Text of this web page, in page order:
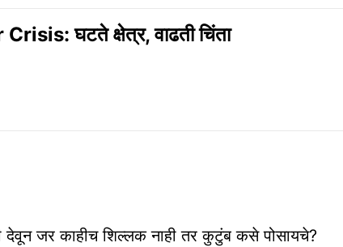
घटते क्षेत्र, वाढती चिंता
देवून जर काहीच शिल्लक नाही तर कुटुंब कसे पोसायचे?